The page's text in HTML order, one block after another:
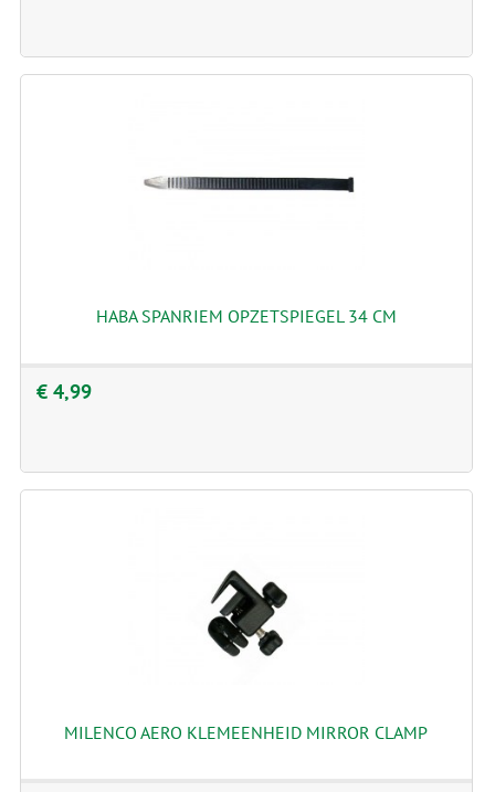
HABA SPANRIEM OPZETSPIEGEL 34 CM
€ 4,99
MILENCO AERO KLEMEENHEID MIRROR CLAMP